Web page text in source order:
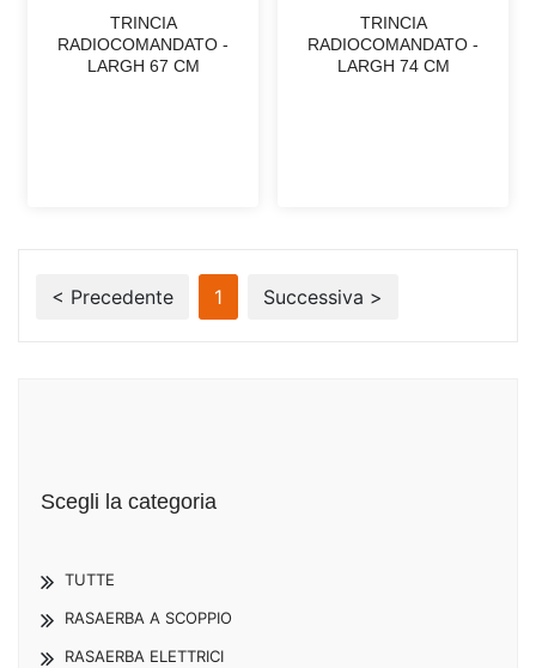
TRINCIA
RADIOCOMANDATO -
LARGH 67 CM
TRINCIA
RADIOCOMANDATO -
LARGH 74 CM
< Precedente 1 Successiva >
Scegli la categoria
TUTTE
RASAERBA A SCOPPIO
RASAERBA ELETTRICI